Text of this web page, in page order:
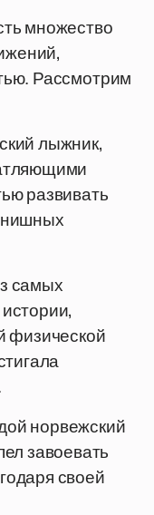
множество
Рассмотрим
лыжник,
развивать
самых
физической
норвежский
завоевать
своей